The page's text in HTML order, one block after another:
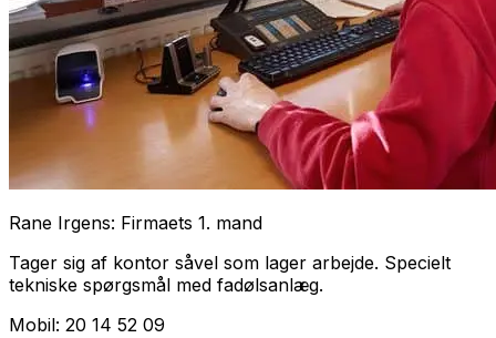
Rane Irgens: Firmaets 1. mand
Tager sig af kontor såvel som lager arbejde. Specielt
tekniske spørgsmål med fadølsanlæg.
Mobil: 20 14 52 09